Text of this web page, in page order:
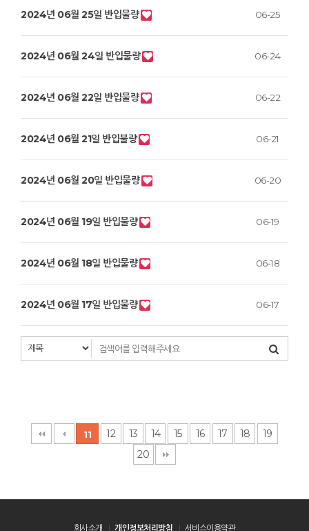
2024년 06월 25일 반입물량 06-25
2024년 06월 24일 반입물량 06-24
2024년 06월 22일 반입물량 06-22
2024년 06월 21일 반입불량 06-21
2024년 06월 20일 반입물량 06-20
2024년 06월 19일 반입물량 06-19
2024년 06월 18일 반입물량 06-18
2024년 06월 17일 반입물량 06-17
11 12 13 14 15 16 17 18
19
20
회사소개 개인정보처리방침 서비스이용약관